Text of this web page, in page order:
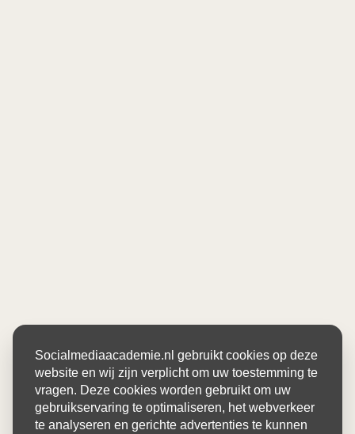
Socialmediaacademie.nl gebruikt cookies op deze
website en wij zijn verplicht om uw toestemming te
vragen. Deze cookies worden gebruikt om uw
gebruikservaring te optimaliseren, het webverkeer
te analyseren en gerichte advertenties te kunnen